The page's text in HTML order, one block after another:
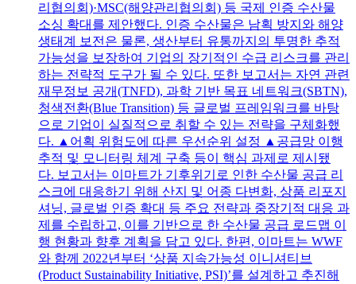
리협의회)·MSC(해양관리협의회) 등 국제 인증 수산물
소싱 확대를 제안했다. 인증 수산물은 남획 방지와 해양
생태계 보전은 물론, 생산부터 유통까지의 투명한 추적
가능성을 보장하여 기업의 장기적인 수급 리스크를 관리
하는 전략적 도구가 될 수 있다. 또한 보고서는 자연 관련
재무정보 공개(TNFD), 과학 기반 목표 네트워크(SBTN),
청색전환(Blue Transition) 등 글로벌 프레임워크를 바탕
으로 기업이 실질적으로 취할 수 있는 전략을 구체화했
다. ▲어획 위험도에 따른 우선순위 설정 ▲공급망 이행
추적 및 모니터링 체계 구축 등이 핵심 과제로 제시됐
다. 보고서는 이마트가 기후위기로 인한 수산물 공급 리
스크에 대응하기 위해 산지 및 어종 다변화, 상품 리포지
셔닝, 글로벌 인증 확대 등 주요 전략과 중장기적 대응 과
제를 수립하고, 이를 기반으로 한 수산물 공급 로드맵 이
행 현황과 향후 계획을 담고 있다. 한편, 이마트는 WWF
와 함께 2022년부터 ‘상품 지속가능성 이니셔티브
(Product Sustainability Initiative, PSI)’를 설계하고 추진해